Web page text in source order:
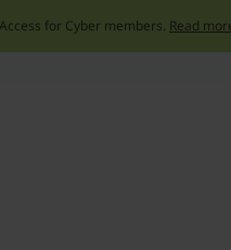
for Cyber members. Read